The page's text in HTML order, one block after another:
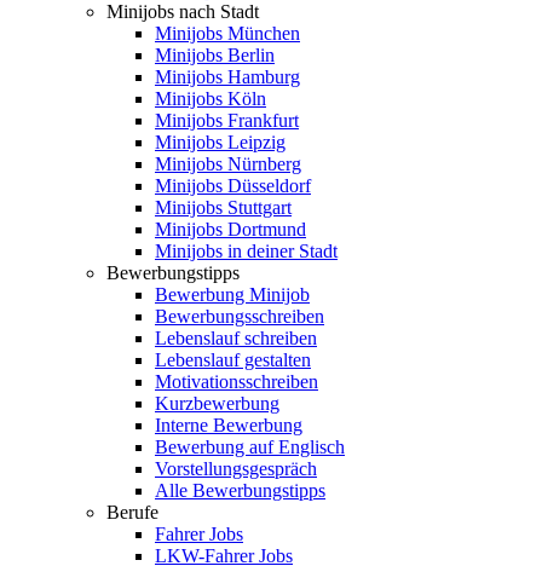
Minijobs nach Stadt
Minijobs München
Minijobs Berlin
Minijobs Hamburg
Minijobs Köln
Minijobs Frankfurt
Minijobs Leipzig
Minijobs Nürnberg
Minijobs Düsseldorf
Minijobs Stuttgart
Minijobs Dortmund
Minijobs in deiner Stadt
Bewerbungstipps
Bewerbung Minijob
Bewerbungsschreiben
Lebenslauf schreiben
Lebenslauf gestalten
Motivationsschreiben
Kurzbewerbung
Interne Bewerbung
Bewerbung auf Englisch
Vorstellungsgespräch
Alle Bewerbungstipps
Berufe
Fahrer Jobs
LKW-Fahrer Jobs